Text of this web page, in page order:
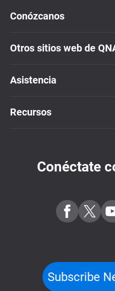
Conózcanos
Otros sitios web de
Asistencia
Recursos
Conéctate
Subscribe